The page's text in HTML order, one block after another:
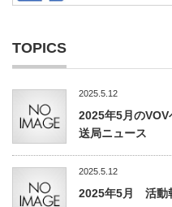
TOPICS
2025.5.12
2025年5月の
送局ニュース
2025.5.12
2025年5月 活動